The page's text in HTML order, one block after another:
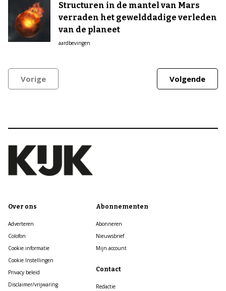
Structuren in de mantel van Mars
verraden het gewelddadige verleden
van de planeet
aardbevingen
Vorige Volgende
Over ons
Adverteren
Colofon
Cookie informatie
Cookie Instellingen
Privacy beleid
Disclaimer/vrijwaring
Abonnementen
Abonneren
Nieuwsbrief
Mijn account
Contact
Redactie